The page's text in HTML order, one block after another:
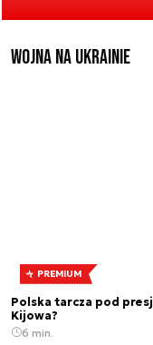
Wojna na Ukrainie
PREMIUM
Polska tarcza pod
Kijowa?
6 min.